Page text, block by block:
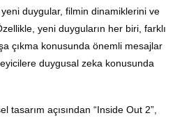
yeni duygular, filmin dinamiklerini ve
yeni duyguların her biri, farklı
çıkma konusunda önemli mesajlar
duygusal zeka konusunda
tasarım açısından “Inside Out 2”,